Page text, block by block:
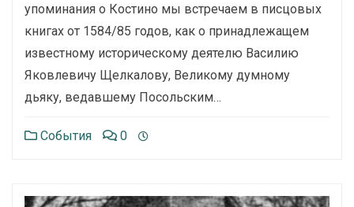
упоминания о Костино мы встречаем в писцовых
книгах от 1584/85 годов, как о принадлежащем
известному историческому деятелю Василию
Яковлевичу Щелкалову, Великому думному
дьяку, ведавшему Посольским…
События 0